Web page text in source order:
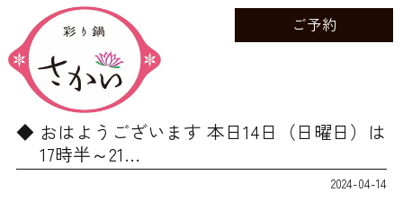
ご予約
おはようございます 本日14日（日曜日）は
17時半～21…
2024-04-14